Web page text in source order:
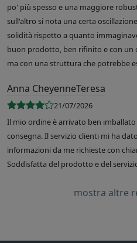
po' più spesso e una maggiore
sull'altro si nota una certa
solidità rispetto a quanto
buon prodotto, ben rifinito e con
ma con una struttura che potrebbe
Anna CheyenneTeresa
21/07/2026
Il mio ordine è arrivato ben
consegna. Il servizio clienti mi ha
informazioni da me richieste con
Soddisfatta del prodotto e del
mostra altre